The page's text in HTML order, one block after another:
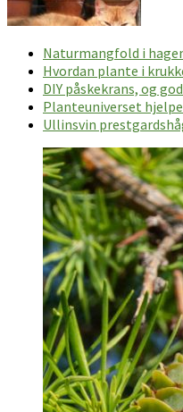
Naturmangfold i
Hvordan plante i
DIY påskekrans, og
Planteuniverset
Ullinsvin